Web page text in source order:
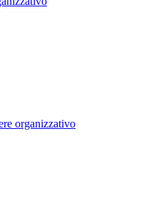
organizzativo